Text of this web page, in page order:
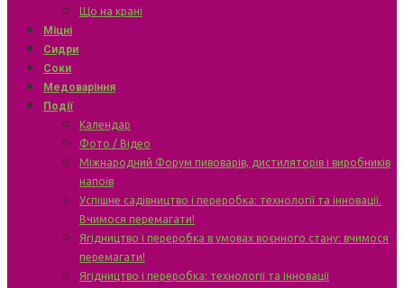
Що на крані
Міцні
Сидри
Соки
Медоваріння
Події
Календар
Фото / Відео
Міжнародний Форум пивоварів, дистиляторів і виробників
напоїв
Успішне садівництво і переробка: технології та інновації.
Вчимося перемагати!
Ягідництво і переробка в умовах воєнного стану: вчимося
перемагати!
Ягідництво і переробка: технології та інновації